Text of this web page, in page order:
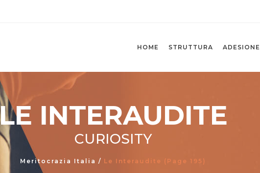
HOME STRUTTURA ADESIONE
INTERAUDITE
CURIOSITY
Meritocrazia Italia / Le Interaudite (Page 195)